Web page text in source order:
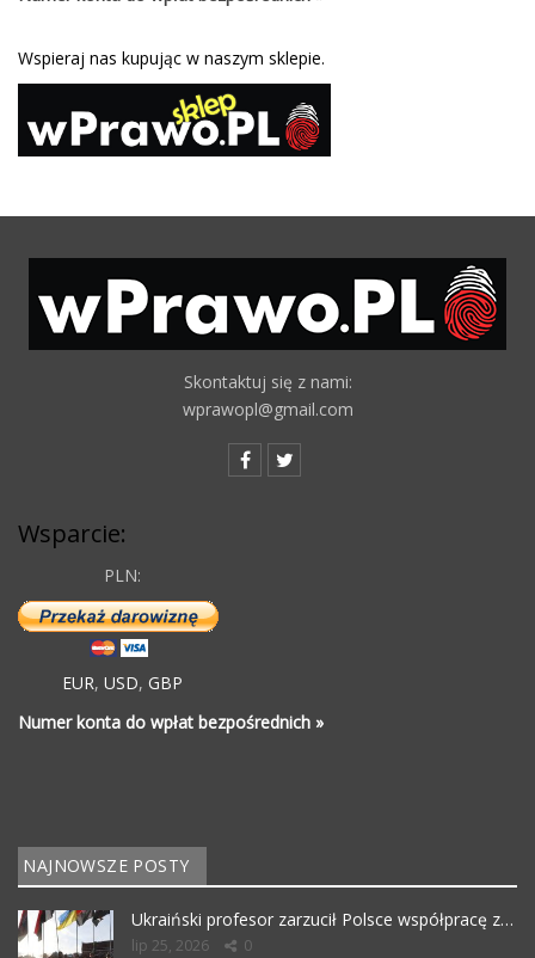
Wspieraj nas kupując w naszym sklepie.
Skontaktuj się z nami:
wprawopl@gmail.com
Wsparcie:
PLN:
EUR, USD, GBP
Numer konta do wpłat bezpośrednich »
NAJNOWSZE POSTY
Ukraiński profesor zarzucił Polsce współpracę z…
lip 25, 2026 0